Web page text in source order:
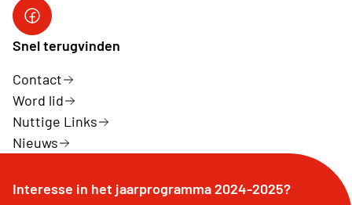
Facebook Neos Lauwe
Snel terugvinden
Contact
Word lid
Nuttige Links
Nieuws
Interesse in het jaarprogramma 2024-2025?